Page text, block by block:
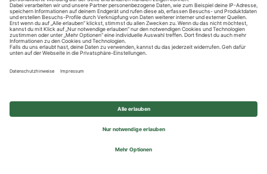
Impressum
Privatsphäre-Einstellungen
© 2026 REWE Group - All rights reserved